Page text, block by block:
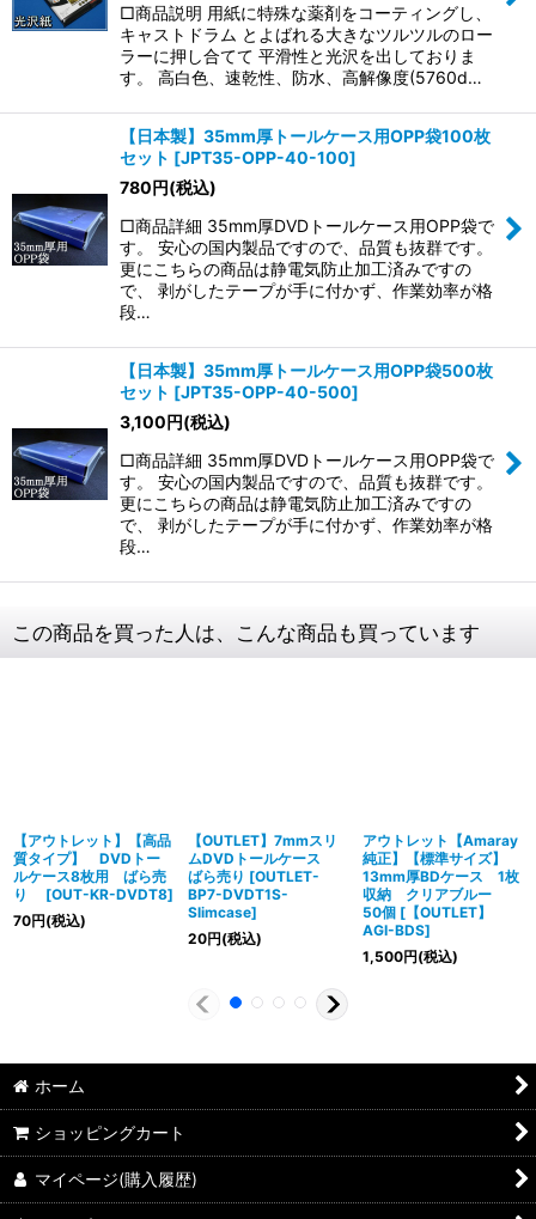
□商品説明 用紙に特殊な薬剤をコーティングし、
キャストドラム とよばれる大きなツルツルのロー
ラーに押し合てて 平滑性と光沢を出しておりま
す。 高白色、速乾性、防水、高解像度(5760d…
【日本製】35mm厚トールケース用OPP袋100枚
セット [JPT35-OPP-40-100]
780円(税込)
□商品詳細 35mm厚DVDトールケース用OPP袋で
す。 安心の国内製品ですので、品質も抜群です。
更にこちらの商品は静電気防止加工済みですの
で、 剥がしたテープが手に付かず、作業効率が格
段…
【日本製】35mm厚トールケース用OPP袋500枚
セット [JPT35-OPP-40-500]
3,100円(税込)
□商品詳細 35mm厚DVDトールケース用OPP袋で
す。 安心の国内製品ですので、品質も抜群です。
更にこちらの商品は静電気防止加工済みですの
で、 剥がしたテープが手に付かず、作業効率が格
段…
この商品を買った人は、こんな商品も買っています
【アウトレット】【高品
質タイプ】 DVDトー
ルケース8枚用 ばら売
り
[OUT-KR-DVDT8]
70円(税込)
【OUTLET】7mmスリ
ムDVDトールケース
ばら売り [OUTLET-
BP7-DVDT1S-
Slimcase]
20円(税込)
アウトレット【Amaray
純正】【標準サイズ】
13mm厚BDケース 1枚
収納 クリアブルー
50個 [ 【OUTLET】
AGI-BDS]
1,500円(税込)
ホーム
ショッピングカート
マイページ(購入履歴)